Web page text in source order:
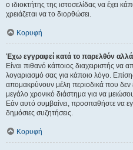
ο ιδιοκτήτης της ιστοσελίδας να έχει
χρειάζεται να το διορθώσει.
Κορυφή
Έχω εγγραφεί κατά το παρελθόν
Είναι πιθανό κάποιος διαχειριστής να
λογαριασμό σας για κάποιο λόγο.
απομακρύνουν μέλη περιοδικά που δεν
μεγάλο χρονικό διάστημα για να
Εάν αυτό συμβαίνει, προσπαθήστε να
δημόσιες συζητήσεις.
Κορυφή